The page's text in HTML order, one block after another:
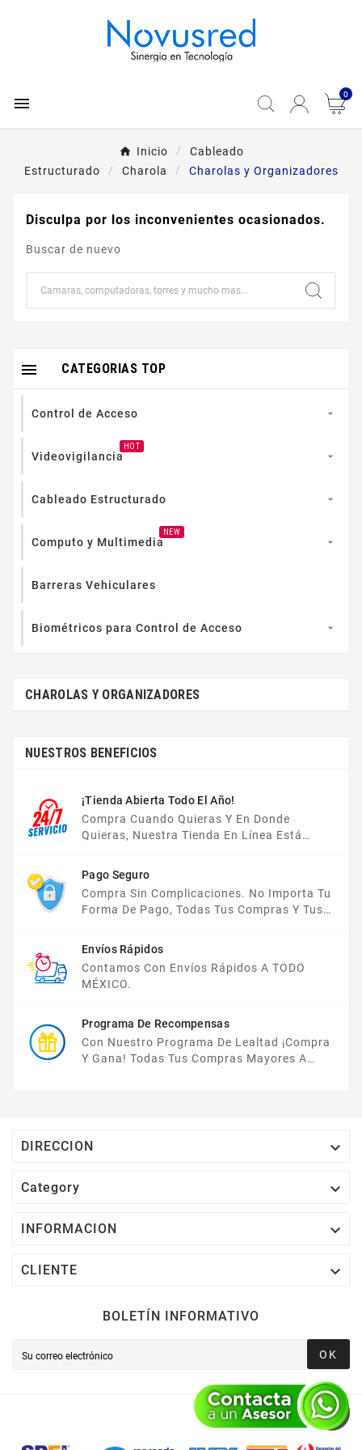
 0
Inicio
Cableado
Estructurado
Charola Charolas y Organizadores
Disculpa por los inconvenientes ocasionados.
Buscar de nuevo
CATEGORIAS TOP

Control de Acceso 
Videovigilancia
HOT

Cableado Estructurado 
Computo y Multimedia
NEW

Barreras Vehiculares
Biométricos para Control de Acceso 
CHAROLAS Y ORGANIZADORES
NUESTROS BENEFICIOS
¡Tienda Abierta Todo El Año!
Compra Cuando Quieras Y En Donde
Quieras, Nuestra Tienda En Línea Está
Pago Seguro
Compra Sin Complicaciones. No Importa Tu
Forma De Pago, Todas Tus Compras Y Tus
Envíos Rápidos
Contamos Con Envíos Rápidos A TODO
MÉXICO.
Programa De Recompensas
Con Nuestro Programa De Lealtad ¡compra
Y Gana! Todas Tus Compras Mayores A
DIRECCION 
Category 
INFORMACION 
CLIENTE 
BOLETÍN INFORMATIVO
OK